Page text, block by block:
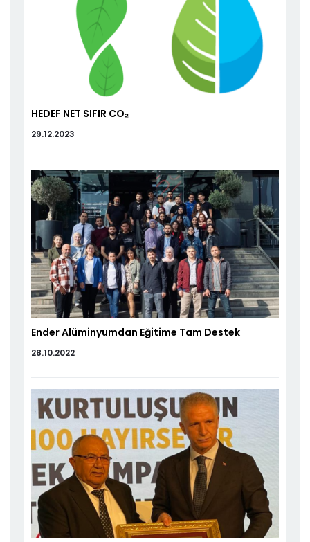
HEDEF NET SIFIR CO₂
29.12.2023
Ender Alüminyumdan Eğitime Tam Destek
28.10.2022